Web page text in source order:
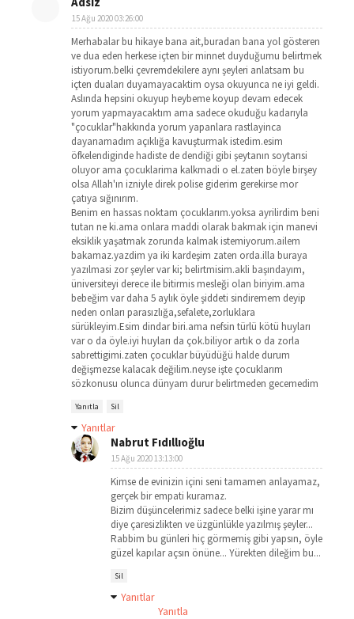
15 Ağu 2020 03:26:00
Merhabalar bu hikaye bana ait,buradan bana yol gösteren
ve dua eden herkese içten bir minnet duyduğumu belirtmek
istiyorum.belki çevremdekilere aynı şeyleri anlatsam bu
içten duaları duyamayacaktim oysa okuyunca ne iyi geldi.
Aslında hepsini okuyup heybeme koyup devam edecek
yorum yapmayacaktım ama sadece okuduğu kadarıyla
"çocuklar"hakkında yorum yapanlara rastlayinca
dayanamadım açıklığa kavuşturmak istedim.esim
öfkelendiginde hadiste de dendiği gibi şeytanın soytarısi
oluyor ama çocuklarima kalkmadi o el.zaten böyle birşey
olsa Allah'ın izniyle direk polise giderim gerekirse mor
çatıya sığınırım.
Benim en hassas noktam çocuklarım.yoksa ayrilirdim beni
tutan ne ki.ama onlara maddi olarak bakmak için manevi
eksiklik yaşatmak zorunda kalmak istemiyorum.ailem
bakamaz.yazdim ya iki kardeşim zaten orda.illa buraya
yazılmasi zor şeyler var ki; belirtmisim.akli başındayım,
üniversiteyi derece ile bitirmis mesleği olan biriyim.ama
bebeğim var daha 5 aylık öyle şiddeti sindiremem deyip
neden onları parasızlığa,sefalete,zorluklara
sürükleyim.Esim dindar biri.ama nefsin türlü kötü huyları
var o da öyle.iyi huyları da çok.biliyor artık o da zorla
sabrettigimi.zaten çocuklar büyüdüğü halde durum
değişmezse kalacak değilim.neyse işte çocuklarım
sözkonusu olunca dünyam durur belirtmeden gecemedim
Yanıtla Sil
Yanıtlar
Nabrut Fıdıllıoğlu
15 Ağu 2020 13:13:00
Kimse de evinizin içini seni tamamen anlayamaz,
gerçek bir empati kuramaz.
Bizim düşüncelerimiz sadece belki işine yarar mı
diye çaresizlikten ve üzgünlükle yazılmış şeyler...
Rabbim bu günleri hiç görmemiş gibi yapsın, öyle
güzel kapılar açsın önüne... Yürekten dileğim bu...
Sil
Yanıtlar
Yanıtla